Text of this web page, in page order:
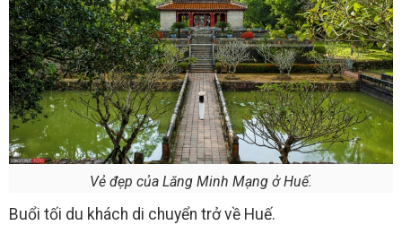
Vẻ đẹp của Lăng Minh Mạng ở Huế.
Buổi tối du khách di chuyển trở về Huế.